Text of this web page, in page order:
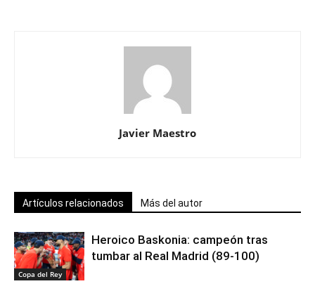
Javier Maestro
Artículos relacionados Más del autor
Copa del Rey
Heroico Baskonia: campeón tras
tumbar al Real Madrid (89-100)